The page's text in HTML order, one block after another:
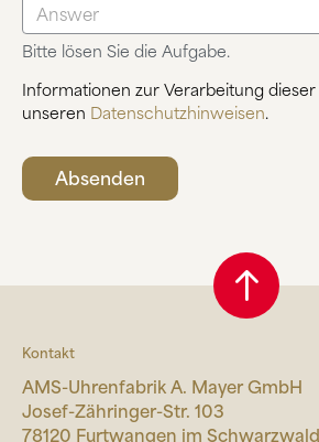
Bitte lösen Sie die Aufgabe.
Informationen zur Verarbeitung
unseren Datenschutzhinweisen.
Kontakt
AMS-Uhrenfabrik A. Mayer GmbH
Josef-Zähringer-Str. 103
78120 Furtwangen im Schwarzwald